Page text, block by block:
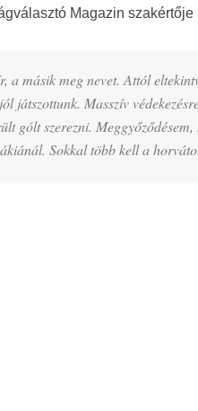
Magazin szakértője
a másik meg nevet. Attól
játszottunk. Masszív
gólt szerezni.
Sokkal több kell a